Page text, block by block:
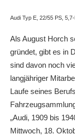
Audi Typ E, 22/55 PS,
Als August Horch
gründet, gibt es in
sind davon noch
langjähriger
Laufe seines
„Audi, 1909 bis
Mittwoch, 18.